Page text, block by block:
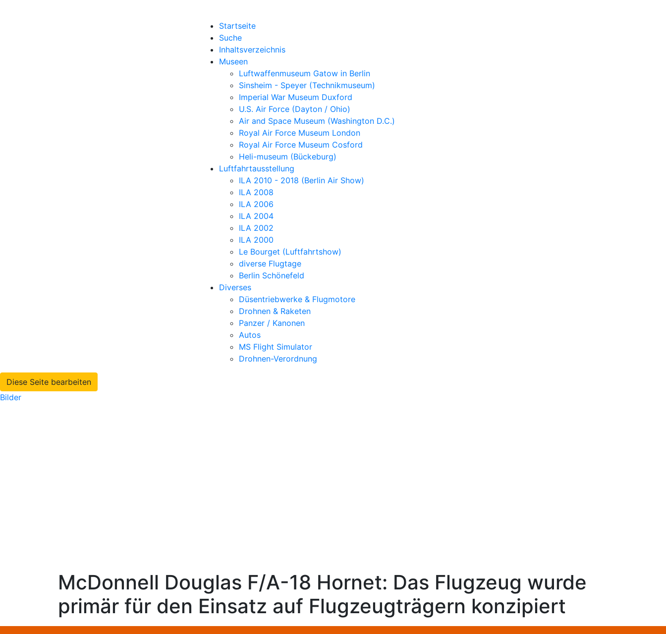
Startseite
Suche
Inhaltsverzeichnis
Museen
Luftwaffenmuseum Gatow in Berlin
Sinsheim - Speyer (Technikmuseum)
Imperial War Museum Duxford
U.S. Air Force (Dayton / Ohio)
Air and Space Museum (Washington D.C.)
Royal Air Force Museum London
Royal Air Force Museum Cosford
Heli-museum (Bückeburg)
Luftfahrtausstellung
ILA 2010 - 2018 (Berlin Air Show)
ILA 2008
ILA 2006
ILA 2004
ILA 2002
ILA 2000
Le Bourget (Luftfahrtshow)
diverse Flugtage
Berlin Schönefeld
Diverses
Düsentriebwerke & Flugmotore
Drohnen & Raketen
Panzer / Kanonen
Autos
MS Flight Simulator
Drohnen-Verordnung
Diese Seite bearbeiten
Bilder
McDonnell Douglas F/A-18 Hornet: Das Flugzeug wurde
primär für den Einsatz auf Flugzeugträgern konzipiert